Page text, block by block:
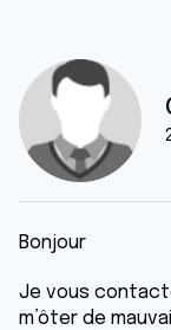
Bonjour
Je vous
m’ôter de